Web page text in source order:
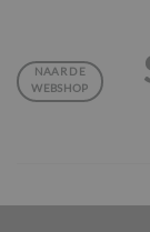
inhoudNAAR DE
WEBSHOP